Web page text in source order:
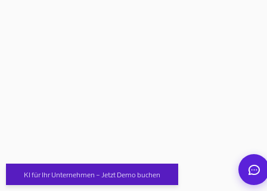
KI für Ihr Unternehmen – Jetzt Demo buchen